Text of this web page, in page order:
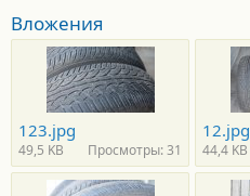
Вложения
123.jpg
49,5 KB Просмотры: 31
12.jpg
44,4 KB